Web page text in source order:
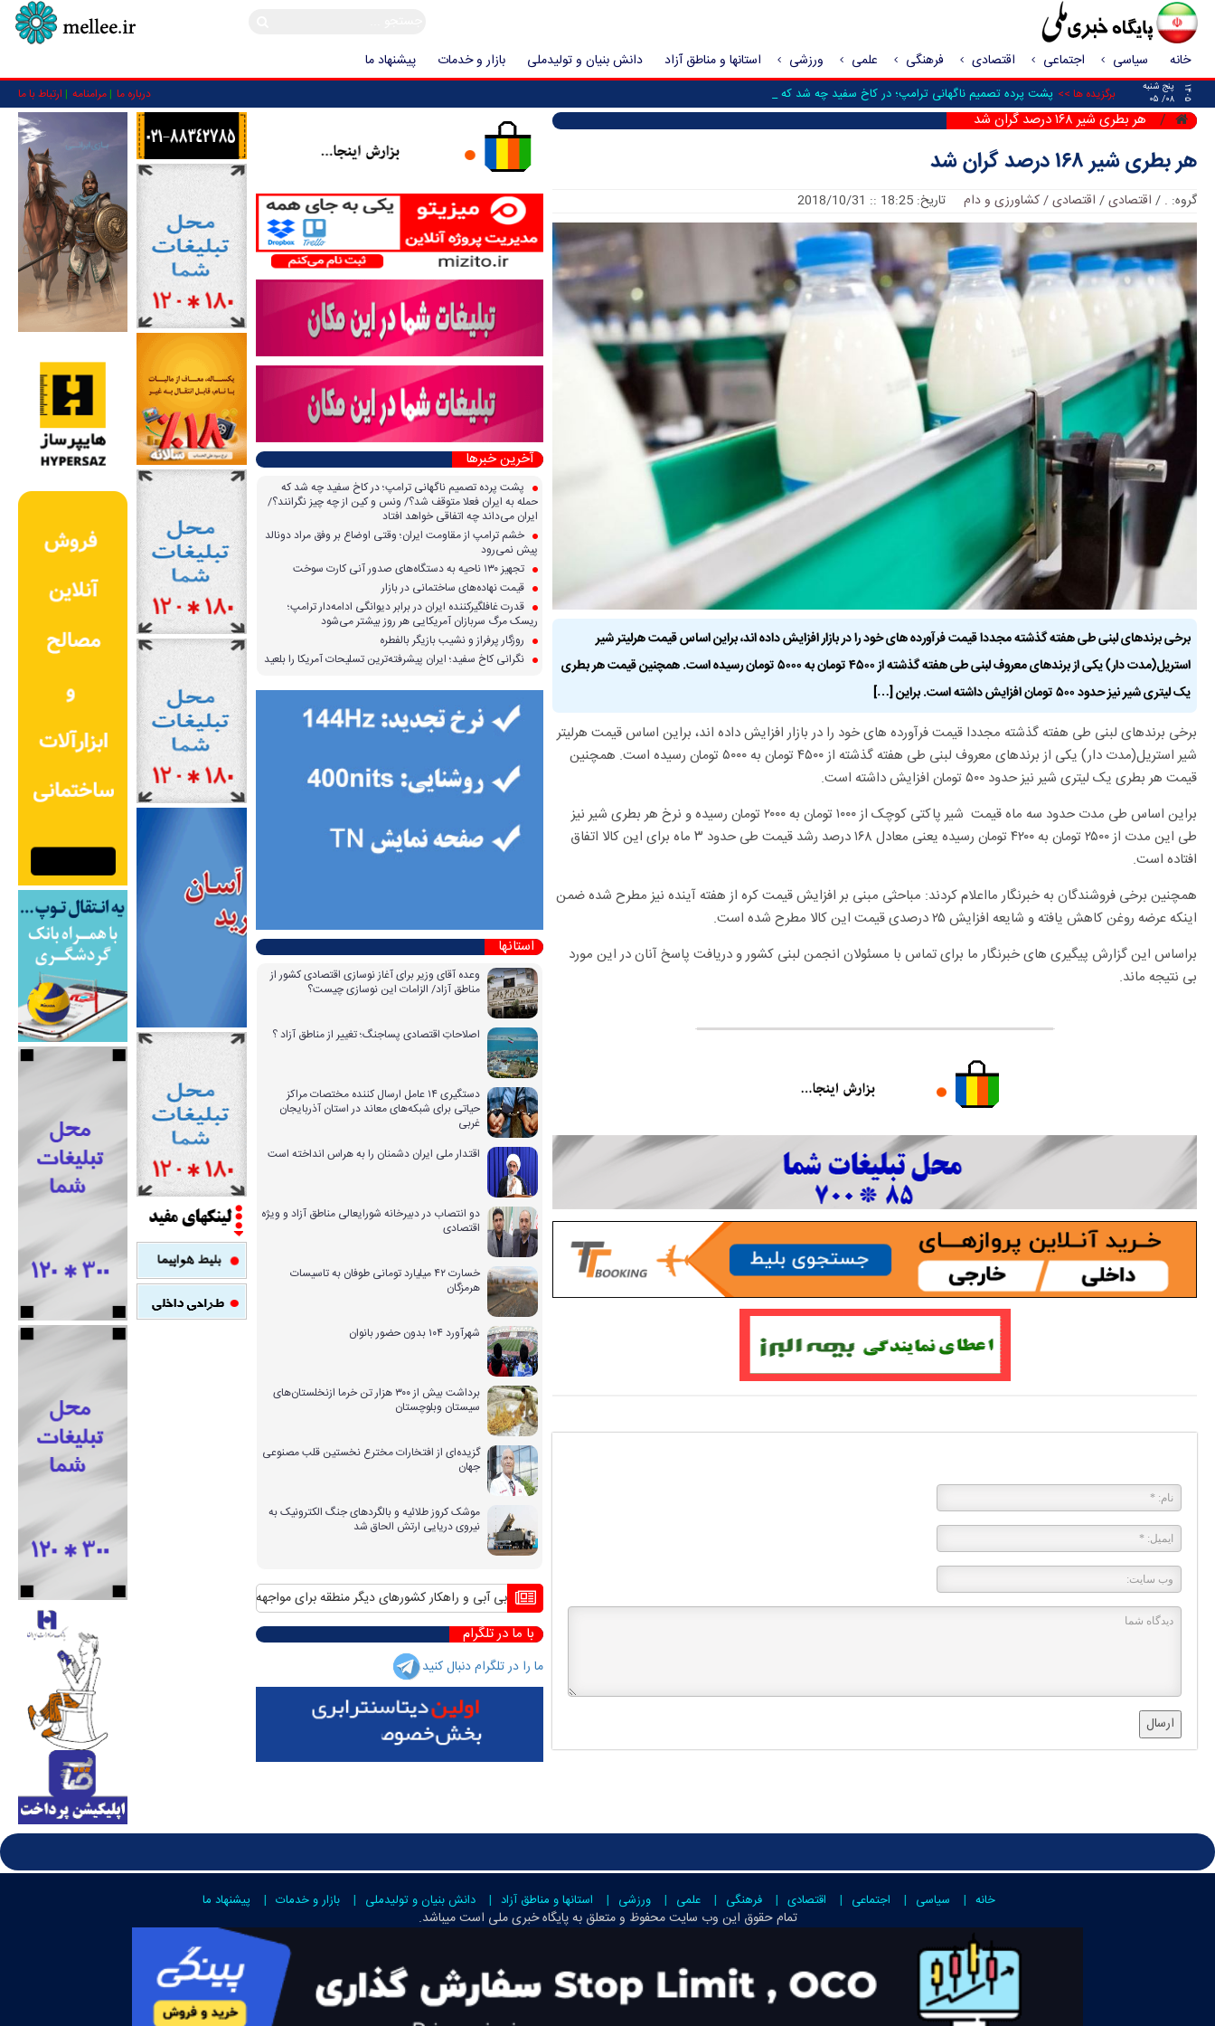
خانه سیاسی اجتماعی اقتصادی فرهنگی علمی ورزشی استانها و مناطق آزاد دانش بنیان و تولیدملی بازار و خدمات پیشنهاد ما
۱۴۰۵
پنج شنبه
۰۸/ ۰۵
برگزیده ها >> پشت پرده تصمیم ناگهانی ترامپ؛ در کاخ سفید چه شد که حمله به _ درباره ما مرامنامه ارتباط با ما
هر بطری شیر ۱۶۸ درصد گران شد
هر بطری شیر ۱۶۸ درصد گران شد
گروه: .
/ اقتصادی/ اقتصادی / کشاورزی و دام تاریخ: 18:25 :: 2018/10/31
برخی برندهای لبنی طی هفته گذشته مجددا قیمت فرآورده های خود را در بازار افزایش داده اند، براین اساس قیمت هرلیتر شیر
استریل(مدت دار) یکی از برندهای معروف لبنی طی هفته گذشته از ۴۵۰۰ تومان به ۵۰۰۰ تومان رسیده است. همچنین قیمت هر بطری
یک لیتری شیر نیز حدود ۵۰۰ تومان افزایش داشته است. براین […]
برخی برندهای لبنی طی هفته گذشته مجددا قیمت فرآورده های خود را در بازار افزایش داده اند، براین اساس قیمت هرلیتر
شیر استریل(مدت دار) یکی از برندهای معروف لبنی طی هفته گذشته از ۴۵۰۰ تومان به ۵۰۰۰ تومان رسیده است. همچنین
قیمت هر بطری یک لیتری شیر نیز حدود ۵۰۰ تومان افزایش داشته است.
براین اساس طی مدت حدود سه ماه قیمت شیر پاکتی کوچک از ۱۰۰۰ تومان به ۲۰۰۰ تومان رسیده و نرخ هر بطری شیر نیز
طی این مدت از ۲۵۰۰ تومان به ۴۲۰۰ تومان رسیده یعنی معادل ۱۶۸ درصد رشد قیمت طی حدود ۳ ماه برای این کالا اتفاق
افتاده است.
همچنین برخی فروشندگان به خبرنگار مااعلام کردند: مباحثی مبنی بر افزایش قیمت کره از هفته آینده نیز مطرح شده ضمن
اینکه عرضه روغن کاهش یافته و شایعه افزایش ۲۵ درصدی قیمت این کالا مطرح شده است.
براساس این گزارش پیگیری های خبرنگار ما برای تماس با مسئولان انجمن لبنی کشور و دریافت پاسخ آنان در این مورد
بی نتیجه ماند.
ارسال
آخرین خبرها
پشت پرده تصمیم ناگهانی ترامپ؛ در کاخ سفید چه شد که
حمله به ایران فعلا متوقف شد؟/ ونس و کین از چه چیز نگرانند؟/
ایران می‌داند چه اتفاقی خواهد افتاد
خشم ترامپ از مقاومت ایران؛ وقتی اوضاع بر وفق مراد دونالد
پیش نمی‌رود
تجهیز ۱۳۰ ناحیه به دستگاه‌های صدور آنی کارت سوخت
قیمت نهاده‌های ساختمانی در بازار
قدرت غافلگیرکننده ایران در برابر دیوانگی ادامه‌دار ترامپ؛
ریسک مرگ سربازان آمریکایی هر روز بیشتر می‌شود
روزگار پرفراز و نشیب بازیگر بالفطره
نگرانی کاخ سفید؛ ایران پیشرفته‌ترین تسلیحات آمریکا را بلعید
استانها
وعده آقای وزیر برای آغاز نوسازی اقتصادی کشور از
مناطق آزاد/ الزامات این نوسازی چیست؟
اصلاحاتِ اقتصادی پساجنگ؛ تغییر از مناطق آزاد ؟
دستگیری ۱۴ عامل ارسال کننده مختصات مراکز
حیاتی برای شبکه‌های معاند در استان آذربایجان
غربی
اقتدار ملی ایران دشمنان را به هراس انداخته است
دو انتصاب در دبیرخانه شورایعالی مناطق آزاد و ویژه
اقتصادی
خسارت ۴۲ میلیارد تومانی طوفان به تاسیسات
هرمزگان
شهرآورد ۱۰۴ بدون حضور بانوان
برداشت بیش از ۳۰۰ هزار تن خرما ازنخلستان‌های
سیستان وبلوچستان
گزیده‌ای از افتخارات مخترع نخستین قلب مصنوعی
جهان
موشک کروز طلائیه و بالگردهای جنگ الکترونیک به
نیروی دریایی ارتش الحاق شد
بحران بی آبی و راهکار کشورهای دیگر منطقه برای مواجهه با آن منافع پایدار ایران در شانگهای چیست؟ استقبال
با ما در تلگرام
ما را در تلگرام دنبال کنید
خانه سیاسی اجتماعی اقتصادی فرهنگی علمی ورزشی استانها و مناطق آزاد دانش بنیان و تولیدملی بازار و خدمات پیشنهاد ما
تمام حقوق این وب سایت محفوظ و متعلق بهپایگاه خبری ملی استمیباشد.